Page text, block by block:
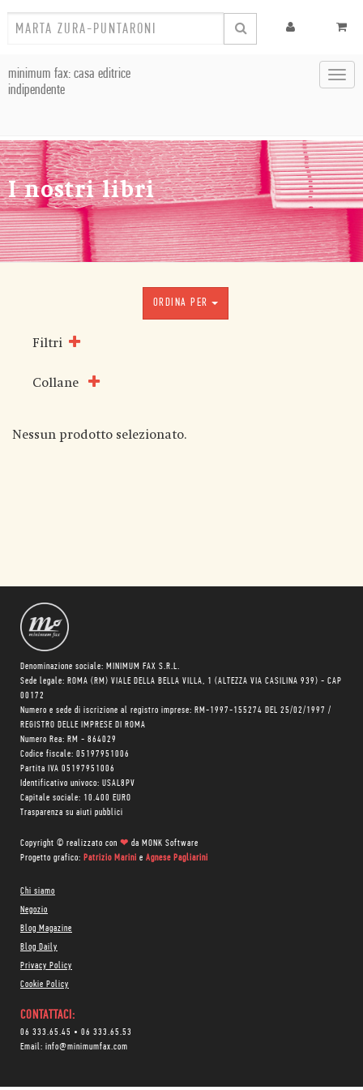
minimum fax: casa editrice
indipendente
I nostri libri
ORDINA PER
Filtri
Collane
Nessun prodotto selezionato.
Denominazione sociale: MINIMUM FAX S.R.L.
Sede legale: ROMA (RM) VIALE DELLA BELLA VILLA, 1 (ALTEZZA VIA CASILINA 939) - CAP
00172
Numero e sede di iscrizione al registro imprese: RM-1997-155274 DEL 25/02/1997 /
REGISTRO DELLE IMPRESE DI ROMA
Numero Rea: RM - 864029
Codice fiscale: 05197951006
Partita IVA 05197951006
Identificativo univoco: USAL8PV
Capitale sociale: 10.400 EURO
Trasparenza su aiuti pubblici
Copyright © realizzato con ❤ da MONK Software
Progetto grafico: Patrizio Marini e Agnese Pagliarini
Chi siamo
Negozio
Blog Magazine
Blog Daily
Privacy Policy
Cookie Policy
CONTATTACI:
06 333.65.45 • 06 333.65.53
Email: info@minimumfax.com